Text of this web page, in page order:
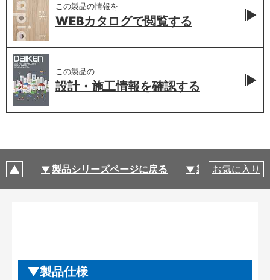
この製品の情報を
WEBカタログで閲覧する
この製品の
設計・施工情報を確認する
製品シリーズページに戻る 製品仕様
お気に入り
製品仕様